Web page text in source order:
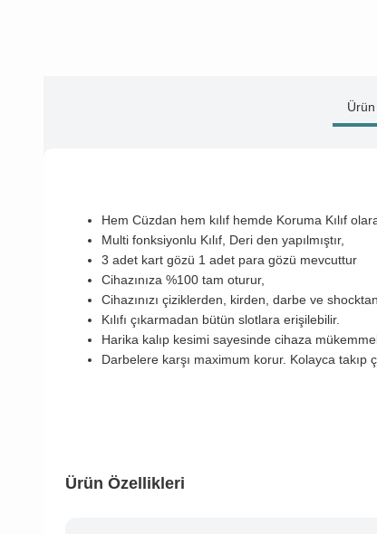
Hem Cüzdan hem kılıf hemde Koruma Kılıf
Multi fonksiyonlu Kılıf, Deri den yapılmıştır,
3 adet kart gözü 1 adet para gözü mevcuttur
Cihazınıza %100 tam oturur,
Cihazınızı çiziklerden, kirden, darbe ve
Kılıfı çıkarmadan bütün slotlara erişilebilir.
Harika kalıp kesimi sayesinde cihaza
Darbelere karşı maximum korur. Kolayca takıp
Ürün Özellikleri